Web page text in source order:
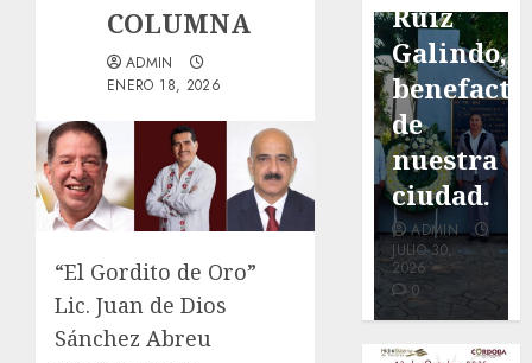
COLUMNA
ADMIN
ENERO 18, 2026
“El Gordito de Oro”
Lic. Juan de Dios
Sánchez Abreu
de San
Marcial
será
mejorada.
Interviene
CASF
ADMIN
2026
exposición
cronista
Minerva
Salas.
ADMIN
Ruiz
Galindo,
de
nuestra
ciudad.
ADMIN
JULIO 30,
2026
0